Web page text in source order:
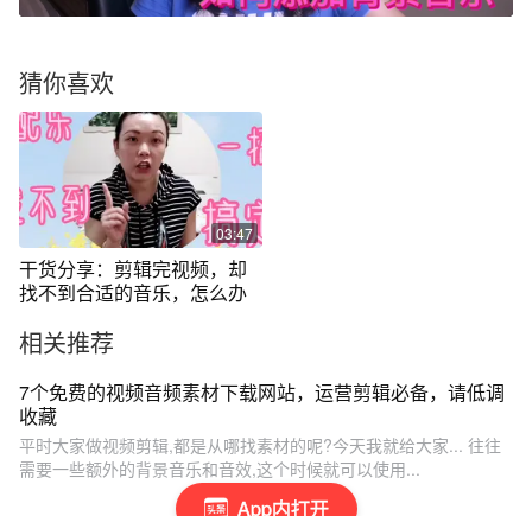
App内打开
猜你喜欢
03:47
干货分享：剪辑完视频，却
找不到合适的音乐，怎么办
相关推荐
7个免费的视频音频素材下载网站，运营剪辑必备，请低调
收藏
平时大家做视频剪辑,都是从哪找素材的呢?今天我就给大家... 往往
需要一些额外的背景音乐和音效,这个时候就可以使用...